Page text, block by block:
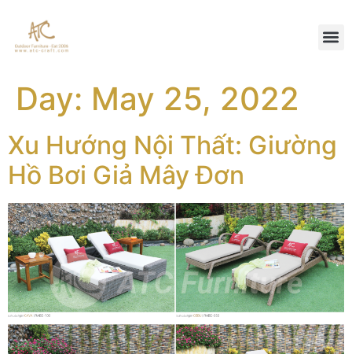
Day: May 25, 2022
Xu Hướng Nội Thất: Giường
Hồ Bơi Giả Mây Đơn